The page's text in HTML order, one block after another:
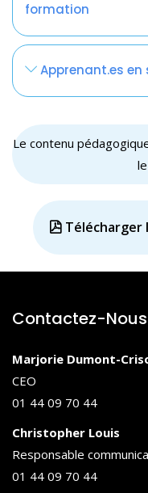
formation
Apprenant.es
Le contenu
Télécharger
Contactez-Nous
Marjorie Dumont-
CEO
01 44 09 70 44
Christopher Louis
Responsable
01 44 09 70 44